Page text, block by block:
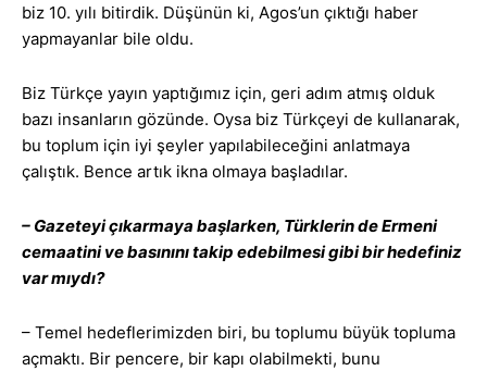
biz 10. yılı bitirdik. Düşünün ki, Agos’un çıktığı haber
yapmayanlar bile oldu.
Biz Türkçe yayın yaptığımız için, geri adım atmış olduk
bazı insanların gözünde. Oysa biz Türkçeyi de kullanarak,
bu toplum için iyi şeyler yapılabileceğini anlatmaya
çalıştık. Bence artık ikna olmaya başladılar.
– Gazeteyi çıkarmaya başlarken, Türklerin de Ermeni
cemaatini ve basınını takip edebilmesi gibi bir hedefiniz
var mıydı?
– Temel hedeflerimizden biri, bu toplumu büyük topluma
açmaktı. Bir pencere, bir kapı olabilmekti, bunu